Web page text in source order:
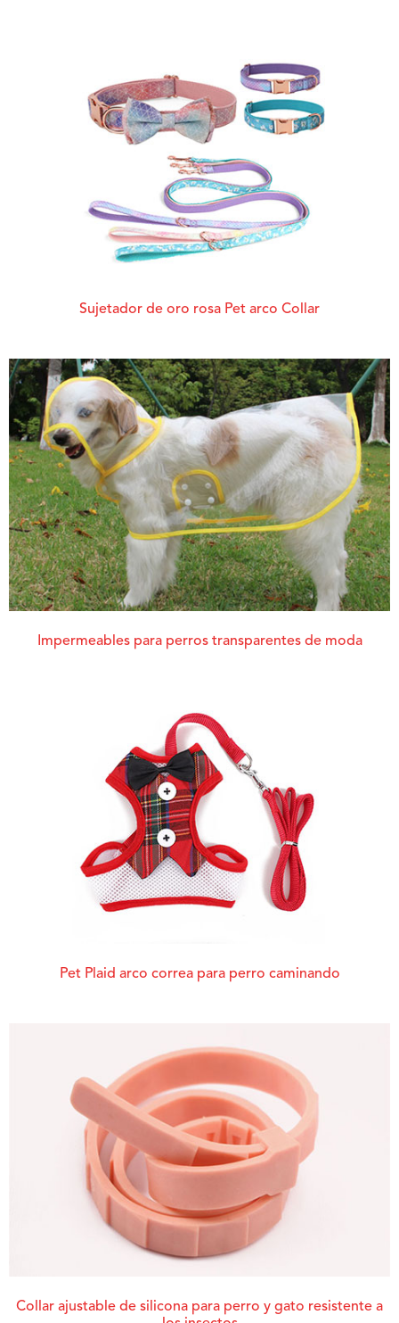
Sujetador de oro rosa Pet arco Collar
Impermeables para perros transparentes de moda
Pet Plaid arco correa para perro caminando
Collar ajustable de silicona para perro y gato resistente a